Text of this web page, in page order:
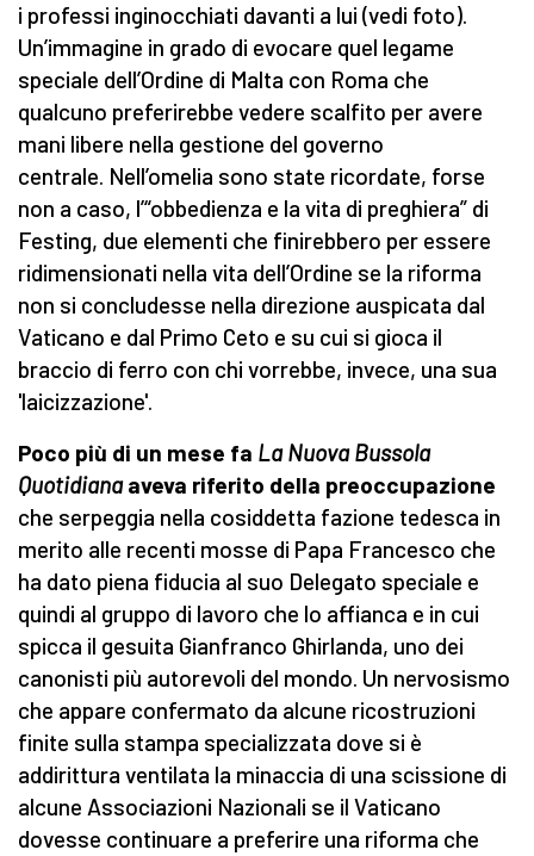
i professi inginocchiati davanti a lui (vedi foto).
Un’immagine in grado di evocare quel legame
speciale dell’Ordine di Malta con Roma che
qualcuno preferirebbe vedere scalfito per avere
mani libere nella gestione del governo
centrale. Nell’omelia sono state ricordate, forse
non a caso, l’“obbedienza e la vita di preghiera” di
Festing, due elementi che finirebbero per essere
ridimensionati nella vita dell’Ordine se la riforma
non si concludesse nella direzione auspicata dal
Vaticano e dal Primo Ceto e su cui si gioca il
braccio di ferro con chi vorrebbe, invece, una sua
'laicizzazione'.
Poco più di un mese fa La Nuova Bussola
Quotidianaaveva riferito della preoccupazione
che serpeggia nella cosiddetta fazione tedesca in
merito alle recenti mosse di Papa Francesco che
ha dato piena fiducia al suo Delegato speciale e
quindi al gruppo di lavoro che lo affianca e in cui
spicca il gesuita Gianfranco Ghirlanda, uno dei
canonisti più autorevoli del mondo. Un nervosismo
che appare confermato da alcune ricostruzioni
finite sulla stampa specializzata dove si è
addirittura ventilata la minaccia di una scissione di
alcune Associazioni Nazionali se il Vaticano
dovesse continuare a preferire una riforma che